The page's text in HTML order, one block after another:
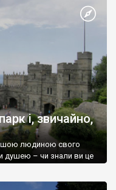
і, звичайно,
людиною свого
душею – чи знали ви це